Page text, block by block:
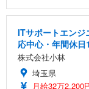
ITサポートエンジ
応中心・年間休
株式会社小林
埼玉県
月給32万2,200